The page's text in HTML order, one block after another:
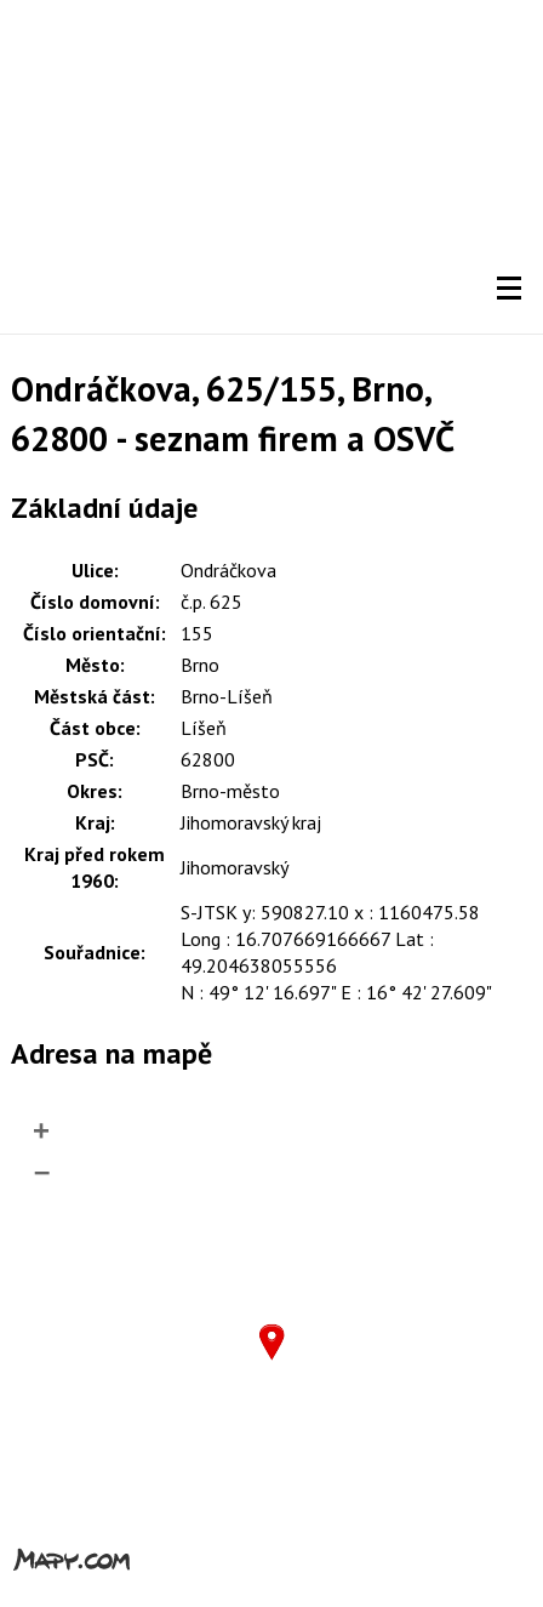
Ondráčkova, 625/155, Brno,
62800 - seznam firem a OSVČ
Základní údaje
Ulice:
Ondráčkova
Číslo domovní:
č.p. 625
Číslo orientační:
155
Město:
Brno
Městská část:
Brno-Líšeň
Část obce:
Líšeň
PSČ:
62800
Okres:
Brno-město
Kraj:
Jihomoravský kraj
Kraj před rokem
1960:
Jihomoravský
Souřadnice:
S-JTSK y: 590827.10 x : 1160475.58
Long : 16.707669166667 Lat :
49.204638055556
N : 49° 12' 16.697" E : 16° 42' 27.609"
Adresa na mapě
+
–